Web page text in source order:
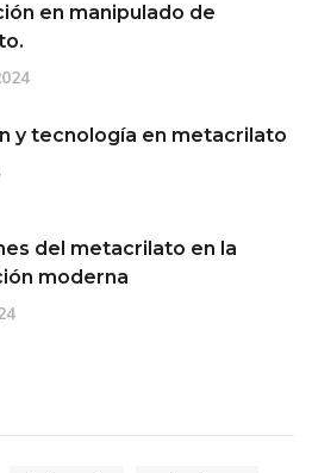
en manipulado de
y tecnología en metacrilato
del metacrilato en la
moderna